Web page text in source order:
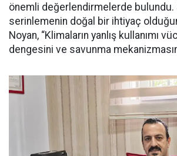
önemli değerlendirmelerde bulundu.
serinlemenin doğal bir ihtiyaç
Noyan, “Klimaların yanlış kullanımı
dengesini ve savunma